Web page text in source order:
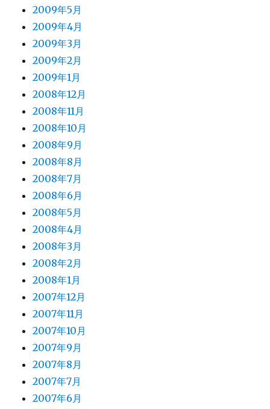
2009年5月
2009年4月
2009年3月
2009年2月
2009年1月
2008年12月
2008年11月
2008年10月
2008年9月
2008年8月
2008年7月
2008年6月
2008年5月
2008年4月
2008年3月
2008年2月
2008年1月
2007年12月
2007年11月
2007年10月
2007年9月
2007年8月
2007年7月
2007年6月